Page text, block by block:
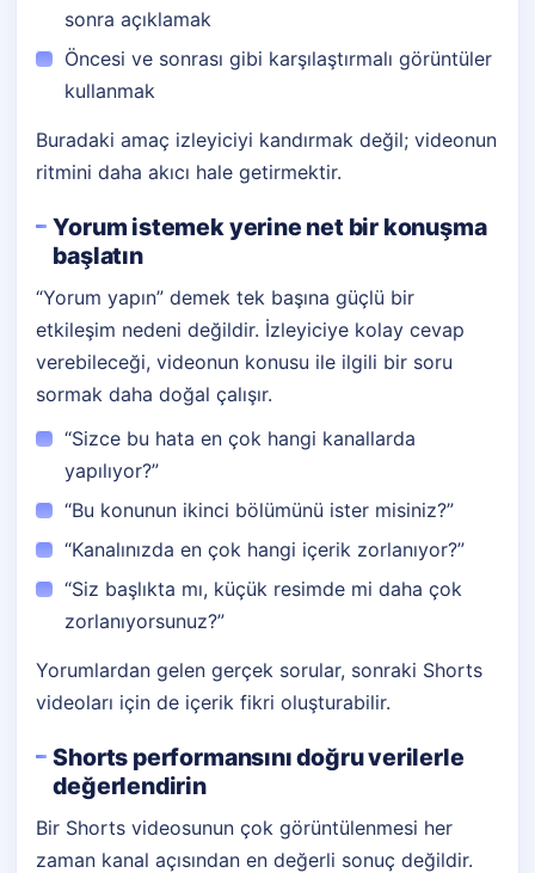
sonra açıklamak
Öncesi ve sonrası gibi karşılaştırmalı görüntüler
kullanmak
Buradaki amaç izleyiciyi kandırmak değil; videonun
ritmini daha akıcı hale getirmektir.
Yorum istemek yerine net bir konuşma
başlatın
“Yorum yapın” demek tek başına güçlü bir
etkileşim nedeni değildir. İzleyiciye kolay cevap
verebileceği, videonun konusu ile ilgili bir soru
sormak daha doğal çalışır.
“Sizce bu hata en çok hangi kanallarda
yapılıyor?”
“Bu konunun ikinci bölümünü ister misiniz?”
“Kanalınızda en çok hangi içerik zorlanıyor?”
“Siz başlıkta mı, küçük resimde mi daha çok
zorlanıyorsunuz?”
Yorumlardan gelen gerçek sorular, sonraki Shorts
videoları için de içerik fikri oluşturabilir.
Shorts performansını doğru verilerle
değerlendirin
Bir Shorts videosunun çok görüntülenmesi her
zaman kanal açısından en değerli sonuç değildir.